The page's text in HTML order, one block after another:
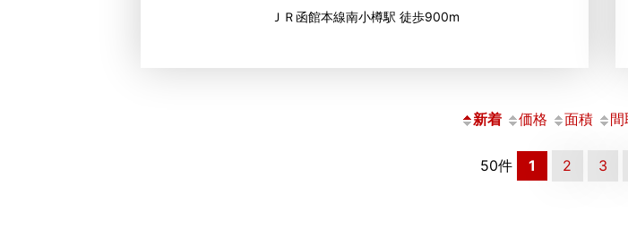
ＪＲ函館本線南小樽駅 徒歩900m
新着 価格 面積 間
50件 1 2 3